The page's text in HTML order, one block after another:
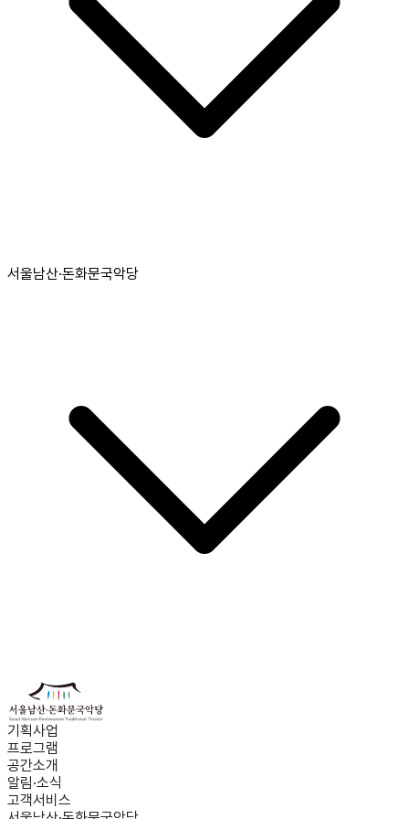
서울남산·돈화문국악당
기획사업
프로그램
공간소개
알림·소식
고객서비스